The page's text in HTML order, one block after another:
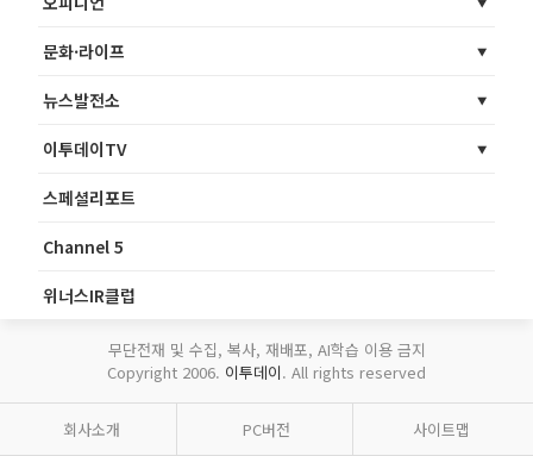
문화·라이프
뉴스발전소
이투데이TV
스페셜리포트
Channel 5
위너스IR클럽
무단전재 및 수집, 복사, 재배포, AI학습 이용 금지
Copyright 2006. 이투데이. All rights reserved
회사소개 PC버전 사이트맵